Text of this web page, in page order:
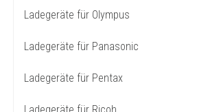
Ladegeräte für Olympus
Ladegeräte für Panasonic
Ladegeräte für Pentax